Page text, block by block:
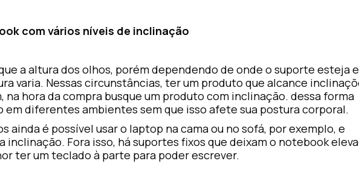
com vários níveis de inclinação
a altura dos olhos, porém dependendo de onde o suporte esteja e
varia. Nessas circunstâncias, ter um produto que alcance
na hora da compra busque um produto com inclinação. dessa forma
em diferentes ambientes sem que isso afete sua postura corporal.
ainda é possível usar o laptop na cama ou no sofá, por exemplo, e
inclinação. Fora isso, há suportes fixos que deixam o notebook
ter um teclado à parte para poder escrever.